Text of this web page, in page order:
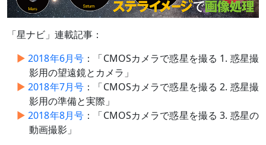
「星ナビ」連載記事：
2018年6月号 ：「CMOSカメラで惑星を撮る 1. 惑星撮
影用の望遠鏡とカメラ」
2018年7月号 ：「CMOSカメラで惑星を撮る 2. 惑星撮
影用の準備と実際」
2018年8月号 ：「CMOSカメラで惑星を撮る 3. 惑星の
動画撮影」